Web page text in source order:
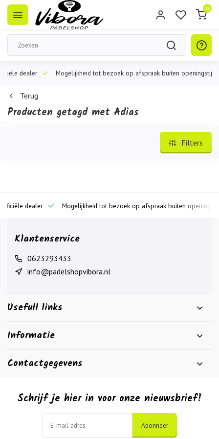
0
dealer Mogelijkheid tot bezoek op afspraak buiten openingstijden
Terug
Producten getagd met Adias
Filters
dealer Mogelijkheid tot bezoek op afspraak buiten openingstijden
Klantenservice
0623293433
info@padelshopvibora.nl
Usefull links
Informatie
Contactgegevens
Schrijf je hier in voor onze nieuwsbrief!
Abonneer